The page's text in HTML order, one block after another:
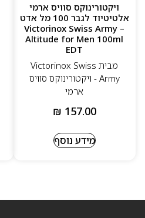
ויקטורינוקס סוויס ארמי
אלטיטיוד לגבר 100 מל אדט
– Victorinox Swiss Army
Altitude for Men 100ml
EDT
מבית Victorinox Swiss
Army - ויקטורינוקס סוויס
ארמי
₪ 157.00
מידע נוסף